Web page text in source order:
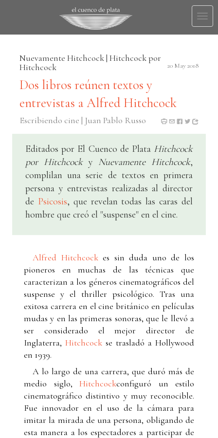
Nuevamente Hitchcock | Hitchcock por
Hitchcock
20 May 2018
Dos libros reúnen textos y
entrevistas a Alfred Hitchcock
Escribiendo cine | Juan Pablo Russo
Editados por El Cuenco de Plata Hitchcock
por Hitchcock y Nuevamente Hitchcock,
complilan una serie de textos en primera
persona y entrevistas realizadas al director
de Psicosis, que revelan todas las caras del
hombre que creó el "suspense" en el cine.
Alfred Hitchcockes sin duda uno de los
pioneros en muchas de las técnicas que
caracterizan a los géneros cinematográficos del
suspense y el thriller psicológico. Tras una
exitosa carrera en el cine británico en películas
mudas y en las primeras sonoras, que le llevó a
ser considerado el mejor director de
Inglaterra, Hitchcock se trasladó a Hollywood
en 1939.
A lo largo de una carrera, que duró más de
medio siglo, Hitchcockconfiguró un estilo
cinematográfico distintivo y muy reconocible.
Fue innovador en el uso de la cámara para
imitar la mirada de una persona, obligando de
esta manera a los espectadores a participar de